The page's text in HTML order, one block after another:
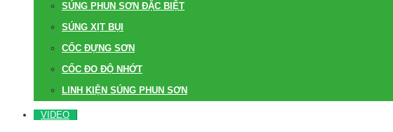
SÚNG PHUN SƠN ĐẶC BIỆT
SÚNG XỊT BỤI
CỐC ĐỰNG SƠN
CỐC ĐO ĐỘ NHỚT
LINH KIỆN SÚNG PHUN SƠN
VIDEO